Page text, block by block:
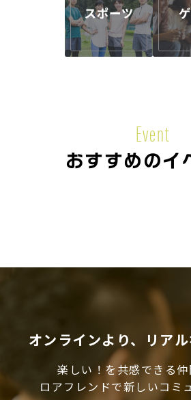
Event
おすすめのイ
オンラインより、リアル
楽しい！を共感できる
ロアフレンドで新しいコミ